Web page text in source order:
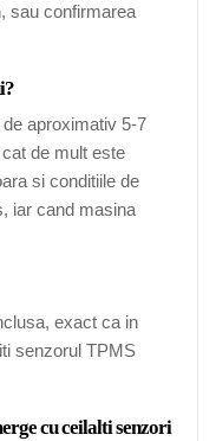
sau confirmarea
aproximativ 5-7
de mult este
si conditiile de
iar cand masina
exact ca in
senzorul TPMS
cu ceilalti senzori